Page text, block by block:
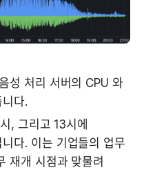
성 처리 서버의 CPU 와
다.
, 그리고 13시에
다. 이는 기업들의 업무
재개 시점과 맞물려